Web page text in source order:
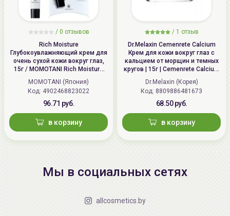
/ 0 отзывов
Rich Moisture
Глубокоувлажняющий крем для
очень сухой кожи вокруг глаз,
15г / MOMOTANI Rich Moisture
Horse Oil Eye Cream
MOMOTANI (Япония)
Код: 4902468823022
96.71 руб.
в корзину
/ 1 отзыв
Dr.Melaxin Cemenrete Calcium
Крем для кожи вокруг глаз с
кальцием от морщин и темных
кругов | 15г | Cemenrete Calcium
Dark Spot Cover Eye Cream
Dr.Melaxin (Корея)
Код: 8809886481673
68.50 руб.
в корзину
Мы в социальных сетях
allcosmetics.by